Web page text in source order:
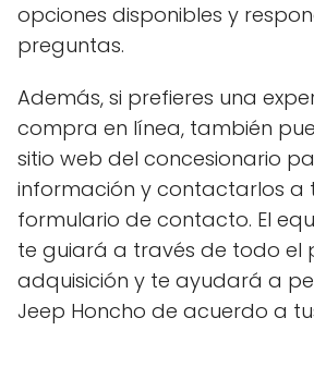
opciones disponibles y
preguntas.
Además, si prefieres una
compra en línea, también
sitio web del concesionario
información y contactarlos a
formulario de contacto. El
te guiará a través de todo el
adquisición y te ayudará a
Jeep Honcho de acuerdo a